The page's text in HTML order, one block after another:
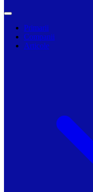
Primarii
Companii
Articole